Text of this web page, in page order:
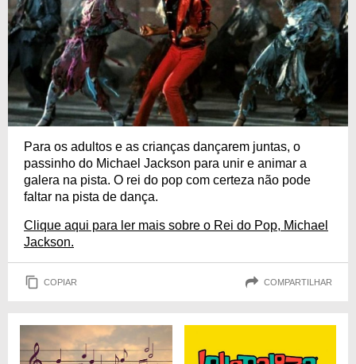
Para os adultos e as crianças dançarem juntas, o
passinho do Michael Jackson para unir e animar a
galera na pista. O rei do pop com certeza não pode
faltar na pista de dança.
Clique aqui para ler mais sobre o Rei do Pop, Michael
Jackson.
COPIAR COMPARTILHAR